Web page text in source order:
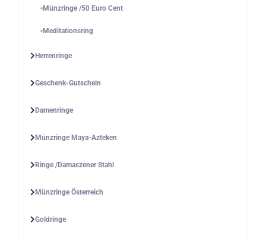
Münzringe /50 Euro Cent
Meditationsring
Herrenringe
Geschenk-Gutschein
Damenringe
Münzringe Maya-Azteken
Ringe /Damaszener Stahl
Münzringe Österreich
Goldringe